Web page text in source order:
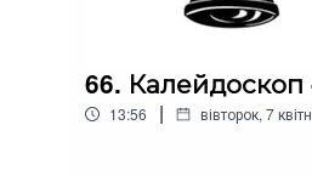
66. Калейдоскоп
13:56 | вівторок, 7